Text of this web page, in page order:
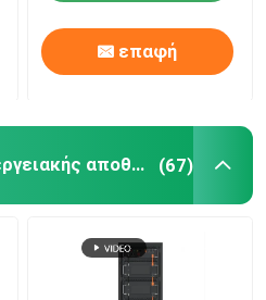
επαφή
Μπαταρία λίθιου ενεργειακής αποθήκευσης (67)